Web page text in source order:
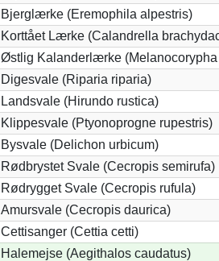
Bjerglærke (Eremophila alpestris)
Korttået Lærke (Calandrella
Østlig Kalanderlærke (Melanocorypha
Digesvale (Riparia riparia)
Landsvale (Hirundo rustica)
Klippesvale (Ptyonoprogne rupestris)
Bysvale (Delichon urbicum)
Rødbrystet Svale (Cecropis semirufa)
Rødrygget Svale (Cecropis rufula)
Amursvale (Cecropis daurica)
Cettisanger (Cettia cetti)
Halemejse (Aegithalos caudatus)